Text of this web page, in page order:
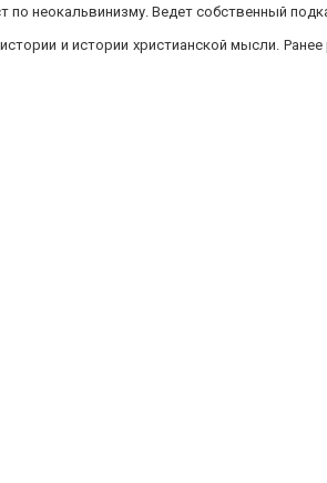
по неокальвинизму. Ведет собственный
и истории христианской мысли. Ранее